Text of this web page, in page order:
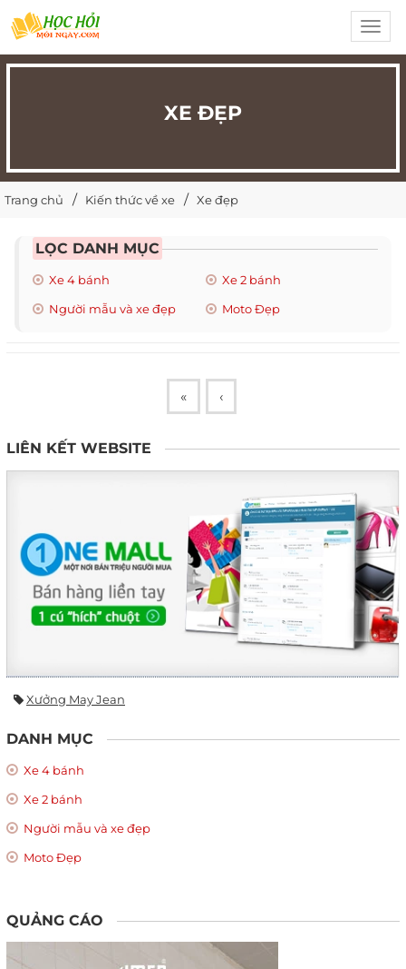
XE ĐẸP
Trang chủ Kiến thức về xe Xe đẹp
LỌC DANH MỤC
Xe 4 bánh
Xe 2 bánh
Người mẫu và xe đẹp
Moto Đẹp
« ‹
LIÊN KẾT WEBSITE
Xưởng May Jean
DANH MỤC
Xe 4 bánh
Xe 2 bánh
Người mẫu và xe đẹp
Moto Đẹp
QUẢNG CÁO